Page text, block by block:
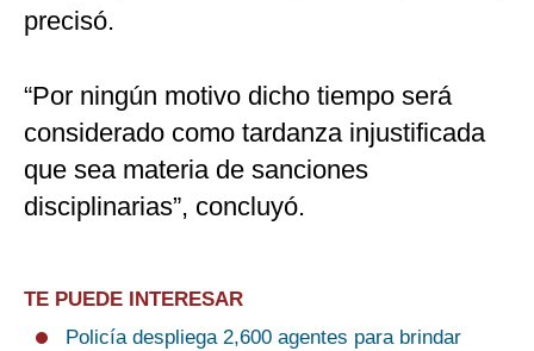
precisó.
“Por ningún motivo dicho tiempo será
considerado como tardanza injustificada
que sea materia de sanciones
disciplinarias”, concluyó.
TE PUEDE INTERESAR
Policía despliega 2,600 agentes para brindar